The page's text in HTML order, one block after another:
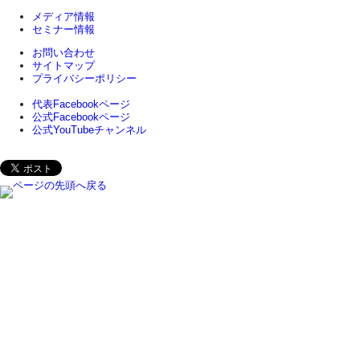
メディア情報
セミナー情報
お問い合わせ
サイトマップ
プライバシーポリシー
代表Facebookページ
公式Facebookページ
公式YouTubeチャンネル